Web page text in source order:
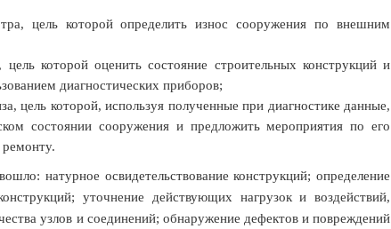
цель которой определить износ сооружения по внешним
цель которой оценить состояние строительных конструкций и
диагностических приборов;
цель которой, используя полученные при диагностике данные,
состоянии сооружения и предложить мероприятия по его
натурное освидетельствование конструкций; определение
уточнение действующих нагрузок и воздействий,
узлов и соединений; обнаружение дефектов и повреждений